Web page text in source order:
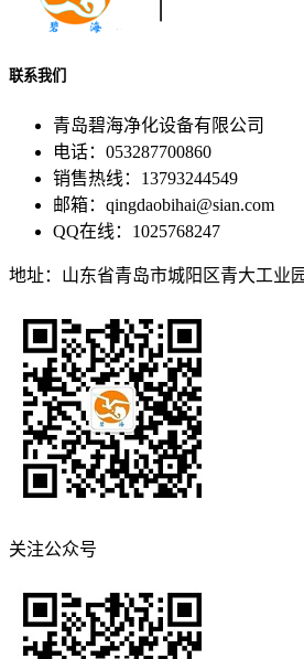
联系我们
青岛碧海净化设备有限公司
电话：053287700860
销售热线：13793244549
邮箱：qingdaobihai@sian.com
QQ在线：1025768247
地址：山东省青岛市城阳区青大工业园
关注公众号